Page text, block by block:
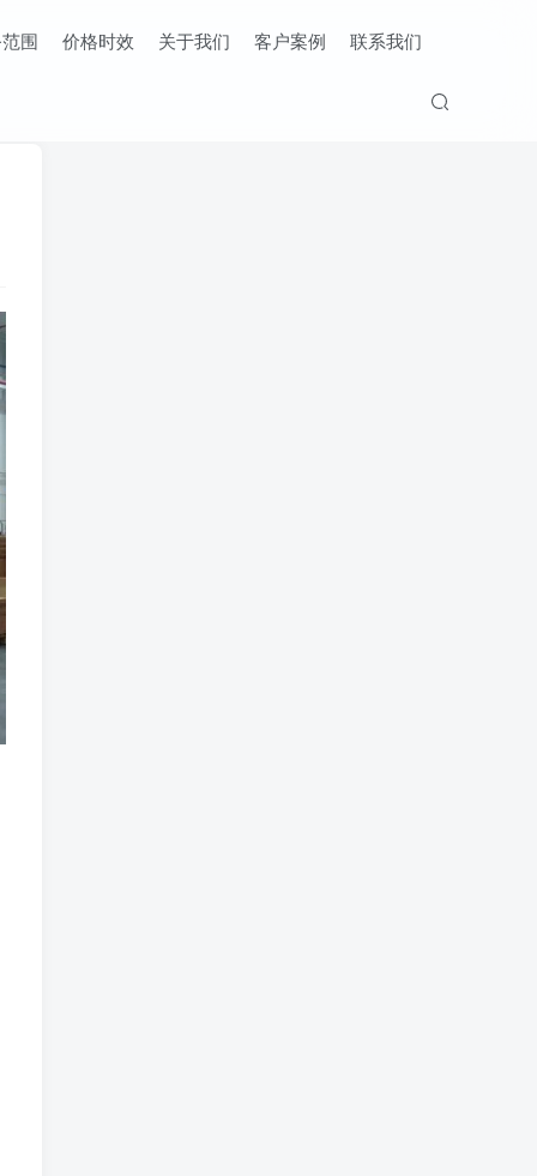
围 价格时效 关于我们 客户案例 联系我们